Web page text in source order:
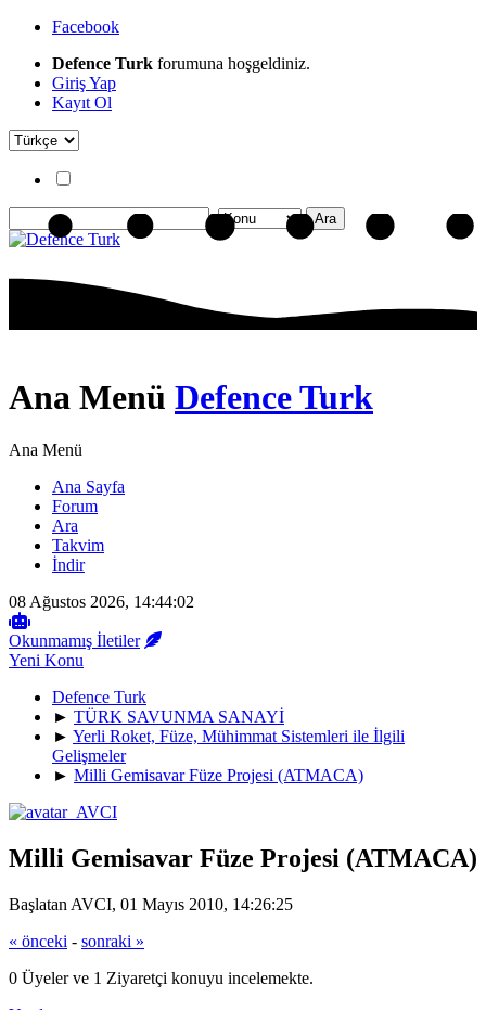
Facebook
Defence Turk forumuna hoşgeldiniz.
Giriş Yap
Kayıt Ol
Ana Menü Defence Turk
Ana Menü
Ana Sayfa
Forum
Ara
Takvim
İndir
08 Ağustos 2026, 14:44:02
Okunmamış İletiler
Yeni Konu
Defence Turk
► TÜRK SAVUNMA SANAYİ
► Yerli Roket, Füze, Mühimmat Sistemleri ile İlgili
Gelişmeler
► Milli Gemisavar Füze Projesi (ATMACA)
Milli Gemisavar Füze Projesi (ATMACA)
Başlatan AVCI, 01 Mayıs 2010, 14:26:25
« önceki - sonraki »
0 Üyeler ve 1 Ziyaretçi konuyu incelemekte.